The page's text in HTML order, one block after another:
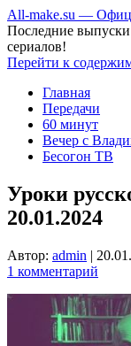
All-make.su —
Последние
сериалов!
Перейти к
Главная
Передачи
60 минут
Вечер с
Бесогон ТВ
Уроки
20.01.2024
Автор: admin |
1 комментарий